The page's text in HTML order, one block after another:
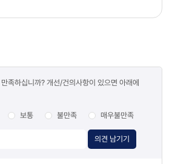
족하십니까? 개선/건의사항이 있으면 아래에
보통 불만족 매우불만족
의견 남기기